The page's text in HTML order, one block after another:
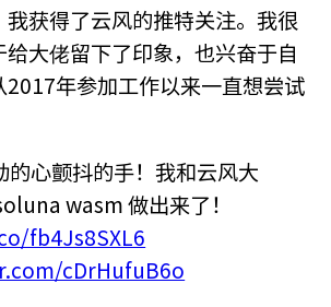
获得了云风的推特关注。我很
大佬留下了印象，也兴奋于自
2017年参加工作以来一直想尝试
的心颤抖的手！我和云风大
wasm 做出来了！
fb4Js8SXL6
cDrHufuB6o